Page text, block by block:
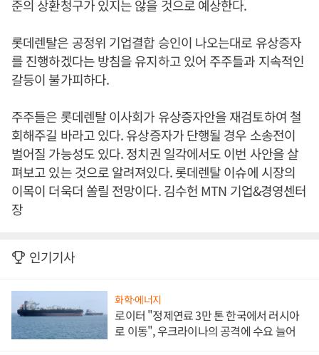
준의 상환청구가 있지는 않을 것으로 예상한다.
롯데렌탈은 공정위 기업결합 승인이 나오는대로 유상증자
를 진행하겠다는 방침을 유지하고 있어 주주들과 지속적인
갈등이 불가피하다.
주주들은 롯데렌탈 이사회가 유상증자안을 재검토하여 철
회해주길 바라고 있다. 유상증자가 단행될 경우 소송전이
벌어질 가능성도 있다. 정치권 일각에서도 이번 사안을 살
펴보고 있는 것으로 알려져있다. 롯데렌탈 이슈에 시장의
이목이 더욱더 쏠릴 전망이다. 김수헌 MTN 기업&경영센터
장
인기기사
화학·에너지
로이터 "정제연료 3만 톤 한국에서 러시아
로 이동", 우크라이나의 공격에 수요 늘어